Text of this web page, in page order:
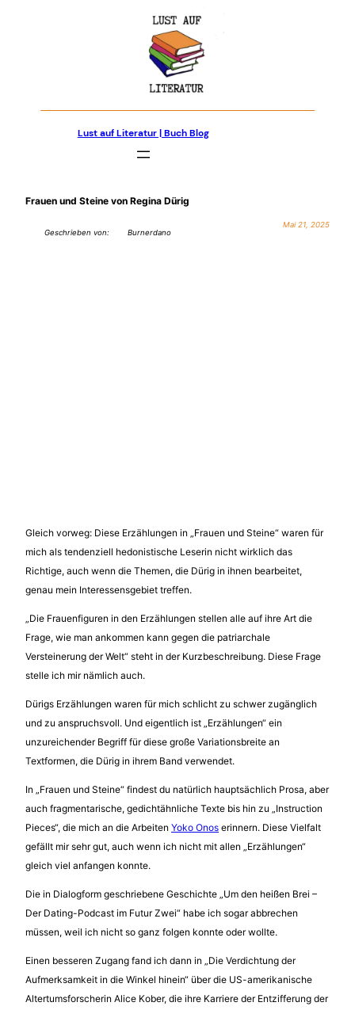
Lust auf Literatur | Buch Blog
Frauen und Steine von Regina Dürig
Geschrieben von: Burnerdano
Mai 21, 2025
Gleich vorweg: Diese Erzählungen in „Frauen und Steine“ waren für
mich als tendenziell hedonistische Leserin nicht wirklich das
Richtige, auch wenn die Themen, die Dürig in ihnen bearbeitet,
genau mein Interessensgebiet treffen.
„Die Frauenfiguren in den Erzählungen stellen alle auf ihre Art die
Frage, wie man ankommen kann gegen die patriarchale
Versteinerung der Welt“ steht in der Kurzbeschreibung. Diese Frage
stelle ich mir nämlich auch.
Dürigs Erzählungen waren für mich schlicht zu schwer zugänglich
und zu anspruchsvoll. Und eigentlich ist „Erzählungen“ ein
unzureichender Begriff für diese große Variationsbreite an
Textformen, die Dürig in ihrem Band verwendet.
In „Frauen und Steine“ findest du natürlich hauptsächlich Prosa, aber
auch fragmentarische, gedichtähnliche Texte bis hin zu „Instruction
Pieces“, die mich an die Arbeiten Yoko Onos erinnern. Diese Vielfalt
gefällt mir sehr gut, auch wenn ich nicht mit allen „Erzählungen“
gleich viel anfangen konnte.
Die in Dialogform geschriebene Geschichte „Um den heißen Brei –
Der Dating-Podcast im Futur Zwei“ habe ich sogar abbrechen
müssen, weil ich nicht so ganz folgen konnte oder wollte.
Einen besseren Zugang fand ich dann in „Die Verdichtung der
Aufmerksamkeit in die Winkel hinein“ über die US-amerikanische
Altertumsforscherin Alice Kober, die ihre Karriere der Entzifferung der